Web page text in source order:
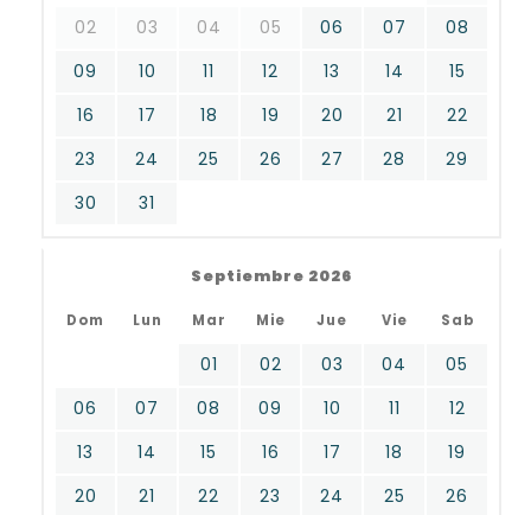
02
03 04 05 06 07
08
09
10 11 12 13 14
15
16
17 18 19 20 21
22
23
24 25 26 27 28
29
30
31
Septiembre 2026
Dom Lun Mar Mie Jue Vie Sab
01 02 03 04
05
06
07 08 09 10 11
12
13
14 15 16 17 18
19
20
21 22 23 24 25
26